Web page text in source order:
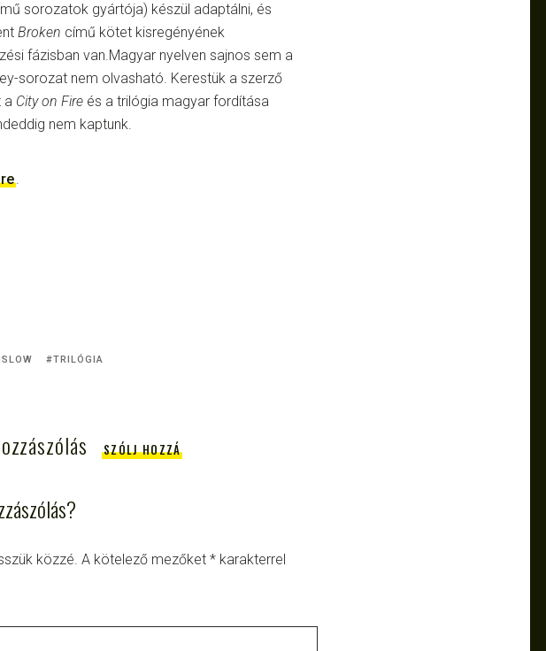
sorozatok gyártója) készül adaptálni, és
Broken című kötet kisregényének
fázisban van.Magyar nyelven sajnos sem a
sorozat nem olvasható. Kerestük a szerző
a City on Fire és a trilógia magyar fordítása
nem kaptunk.
.
TRILÓGIA
SZÓLJ HOZZÁ
közzé. A kötelező mezőket * karakterrel